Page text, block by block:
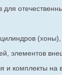
для
элементов
и комплекты на